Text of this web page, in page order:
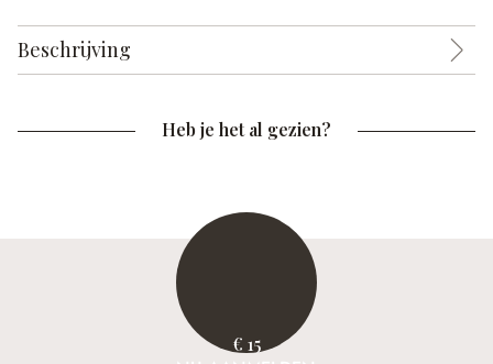
Beschrijving
Heb je het al gezien?
€ 15